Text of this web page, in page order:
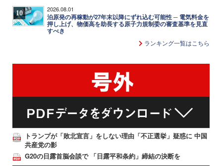
10 2026.08.01
泊原発の再稼動が27年末以降にずれ込む可能性 ─ 電気料金を
押し上げ、物価高を助長する原子力規制委の審査基準を見直
すべき
ランキング一覧はこちら
トランプが「敗北宣言」をしない理由「不正選挙」疑惑に 中国
共産党の影
G20の日露首脳会談で 「日露平和条約」締結の決断を